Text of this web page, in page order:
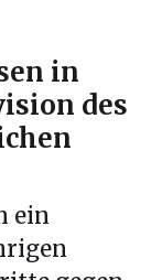
in
des
ein